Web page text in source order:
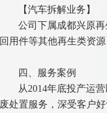
【汽车拆解业务】
公司下属成都兴原
回用件等其他再生类资
四、服务案例
从2014年底投产运
废处置服务，深受客户好